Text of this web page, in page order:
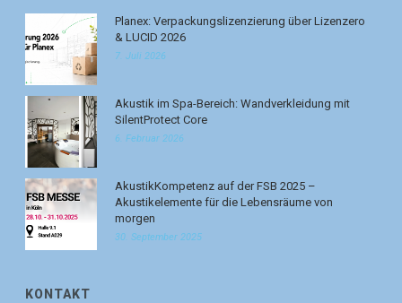
Planex: Verpackungslizenzierung über Lizenzero
& LUCID 2026
7. Juli 2026
Akustik im Spa-Bereich: Wandverkleidung mit
SilentProtect Core
6. Februar 2026
AkustikKompetenz auf der FSB 2025 –
Akustikelemente für die Lebensräume von
morgen
30. September 2025
KONTAKT